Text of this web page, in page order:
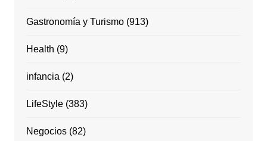
Gastronomía y Turismo(913)
Health (9)
infancia (2)
LifeStyle(383)
Negocios(82)